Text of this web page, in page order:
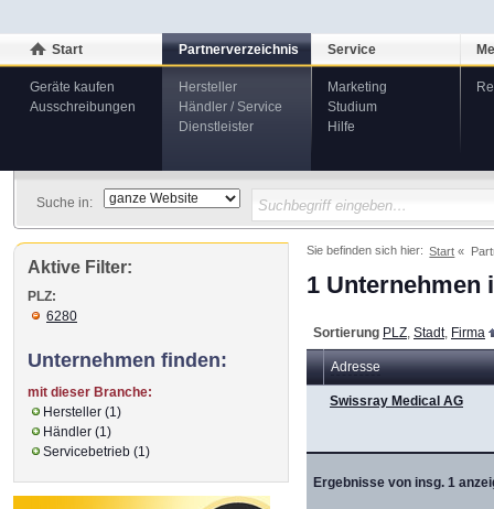
Start
Geräte kaufen
Ausschreibungen
Partnerverzeichnis
Hersteller
Händler / Service
Dienstleister
Service
Marketing
Studium
Hilfe
Suche in:
Sie befinden sich hier: Start
1 Unternehmen
Sortierung PLZ Stadt, Firma
Adresse
Ergebnisse von insg. 1
Swissray Medical AG
Aktive Filter:
PLZ:
6280
Unternehmen finden:
mit dieser Branche:
Hersteller (1)
Händler (1)
Servicebetrieb (1)